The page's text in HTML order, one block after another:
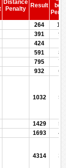
Distance
Penalty
Result
264
391
424
591
795
932
1032
1429
1693
4314